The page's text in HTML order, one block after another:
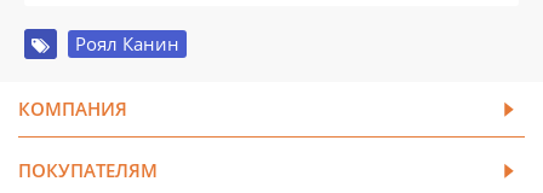
Роял Канин
КОМПАНИЯ
ПОКУПАТЕЛЯМ